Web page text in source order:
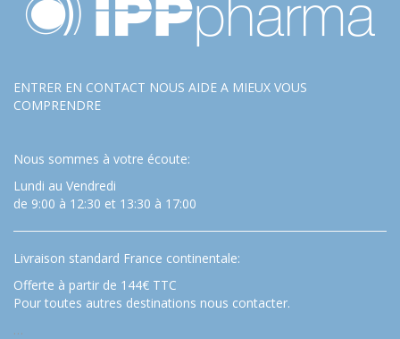
ENTRER EN CONTACT NOUS AIDE A MIEUX VOUS
COMPRENDRE
Nous sommes à votre écoute:
Lundi au Vendredi
de 9:00 à 12:30 et 13:30 à 17:00
Livraison standard France continentale:
Offerte à partir de 144€ TTC
Pour toutes autres destinations nous contacter.
…